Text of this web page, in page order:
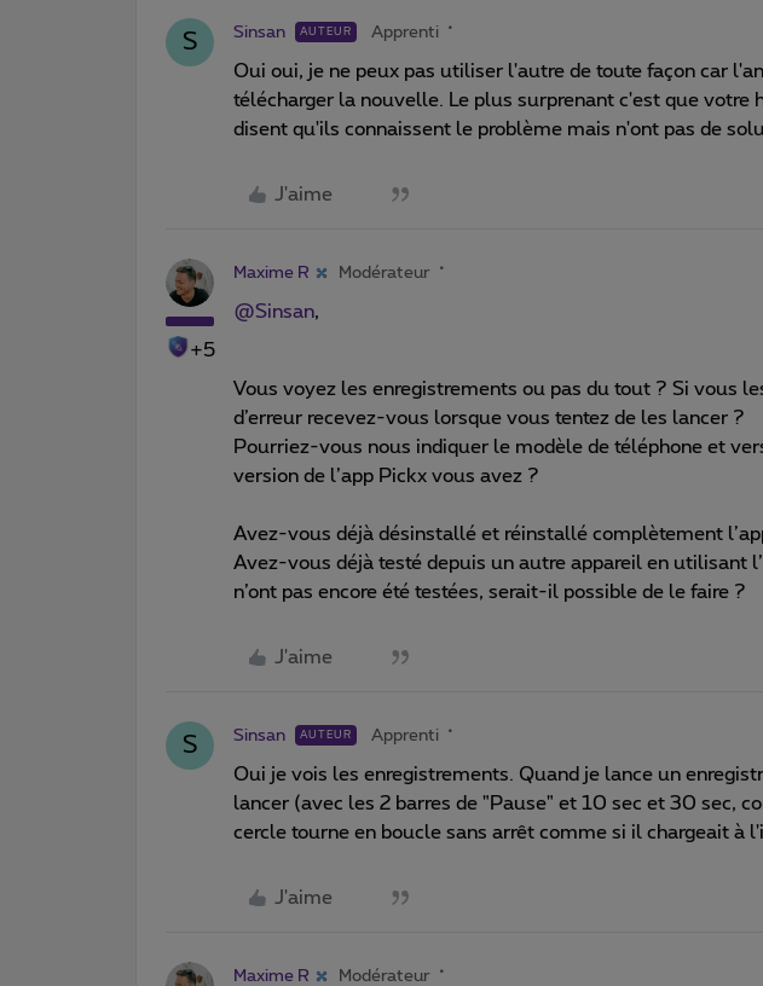
S Sinsan AUTEUR Apprenti
Oui oui, je ne peux pas utiliser l'autre de toute façon car
télécharger la nouvelle. Le plus surprenant c'est que votre
disent qu'ils connaissent le problème mais n'ont pas de
J'aime
+5
Maxime R Modérateur
@Sinsan,
Vous voyez les enregistrements ou pas du tout ? Si vous
d’erreur recevez-vous lorsque vous tentez de les lancer ?
Pourriez-vous nous indiquer le modèle de téléphone et
version de l’app Pickx vous avez ?
Avez-vous déjà désinstallé et réinstallé complètement
Avez-vous déjà testé depuis un autre appareil en utilisant
n’ont pas encore été testées, serait-il possible de le faire ?
J'aime
S Sinsan AUTEUR Apprenti
Oui je vois les enregistrements. Quand je lance un
lancer (avec les 2 barres de "Pause" et 10 sec et 30 sec,
cercle tourne en boucle sans arrêt comme si il chargeait à
J'aime
Maxime R Modérateur